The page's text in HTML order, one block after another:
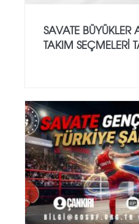
SAVATE BÜYÜKLER
TAKIM SEÇMELERİ